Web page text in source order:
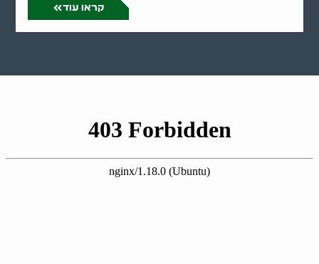
קראו עוד